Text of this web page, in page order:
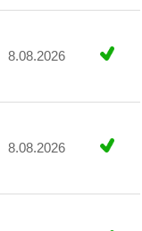
8.08.2026
8.08.2026